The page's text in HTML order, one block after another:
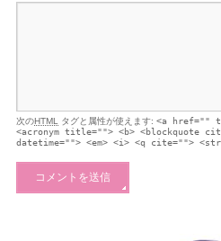
次のHTML タグと属性が使えます:<a href=""
<acronym title=""> <b> <blockquote
datetime=""> <em> <i> <q cite="">